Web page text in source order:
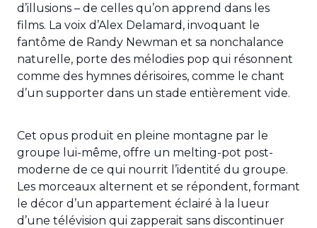
d’illusions – de celles qu’on apprend dans les
films. La voix d’Alex Delamard, invoquant le
fantôme de Randy Newman et sa nonchalance
naturelle, porte des mélodies pop qui résonnent
comme des hymnes dérisoires, comme le chant
d’un supporter dans un stade entièrement vide.
Cet opus produit en pleine montagne par le
groupe lui-même, offre un melting-pot post-
moderne de ce qui nourrit l’identité du groupe.
Les morceaux alternent et se répondent, formant
le décor d’un appartement éclairé à la lueur
d’une télévision qui zapperait sans discontinuer